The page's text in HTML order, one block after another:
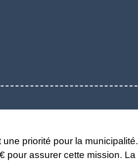
priorité pour la municipalité.
pour assurer cette mission. La